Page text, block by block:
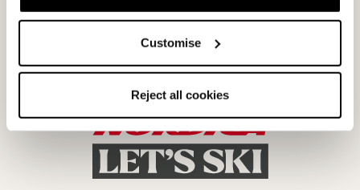
Customise
Reject all cookies